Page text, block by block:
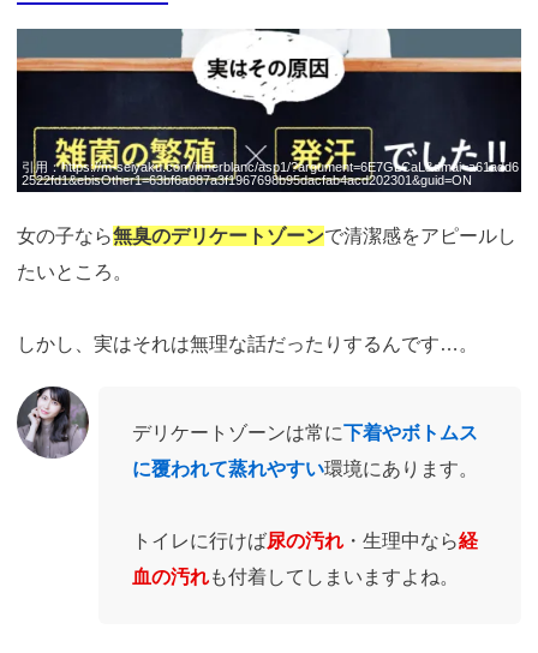
引用：https://m-seiyaku.com/innerblanc/asp1/?argument=6E7GLCaL&dmai=a61add6
2522fd1&ebisOther1=63bf6a887a3f1967698b95dacfab4acd202301&guid=ON
女の子なら無臭のデリケートゾーンで清潔感をアピールし
たいところ。
しかし、実はそれは無理な話だったりするんです…。
デリケートゾーンは常に下着やボトムス
に覆われて蒸れやすい環境にあります。
トイレに行けば尿の汚れ ・生理中なら経
血の汚れも付着してしまいますよね。